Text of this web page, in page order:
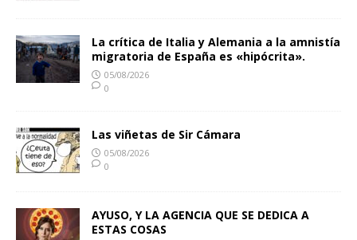
La crítica de Italia y Alemania a la amnistía
migratoria de España es «hipócrita».
05/08/2026
0
Las viñetas de Sir Cámara
05/08/2026
0
AYUSO, Y LA AGENCIA QUE SE DEDICA A
ESTAS COSAS